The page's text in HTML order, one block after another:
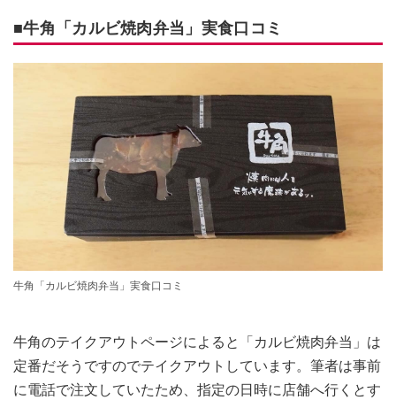
■牛角「カルビ焼肉弁当」実食口コミ
牛角「カルビ焼肉弁当」実食口コミ
牛角のテイクアウトページによると「カルビ焼肉弁当」は
定番だそうですのでテイクアウトしています。筆者は事前
に電話で注文していたため、指定の日時に店舗へ行くとす